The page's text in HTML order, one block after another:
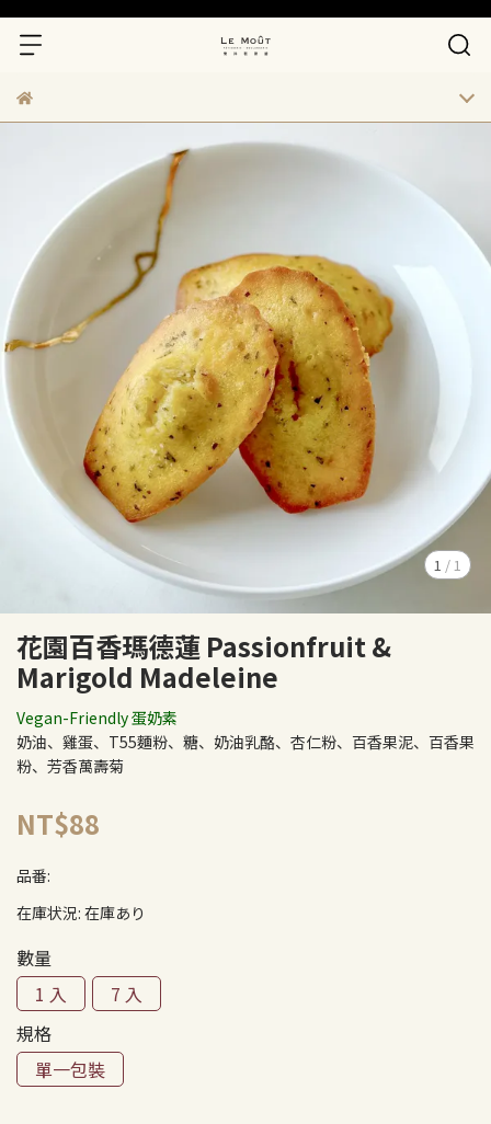
1 / 1
花園百香瑪德蓮 Passionfruit &
Marigold Madeleine
Vegan-Friendly 蛋奶素
奶油、雞蛋、T55麵粉、糖、奶油乳酪、杏仁粉、百香果泥、百香果
粉、芳香萬壽菊
NT$88
品番:
在庫状況: 在庫あり
數量
1 入
7 入
規格
單一包裝